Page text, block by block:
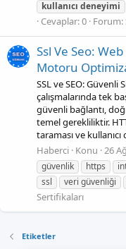
kullanıcı deneyimi
Cevaplar: 0 Forum:
Ssl Ve Seo:
Motoru
SSL ve SEO: Güvenli
çalışmalarında tek
güvenli bağlantı,
temel gerekliliktir.
taraması ve
Haberci Konu 26
güvenlik
https
ssl
veri güvenliği
Sertifikaları
Etiketler